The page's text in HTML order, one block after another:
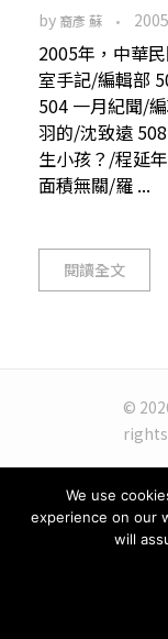
by 裔彥 蘇 2005
2005年，中華
室手記/編輯部
504 一月紀聞/
羽的/沈致遠
生小孩？/程延
面積無關/羅 ...
閱讀全文
©
We use
experience on our
will